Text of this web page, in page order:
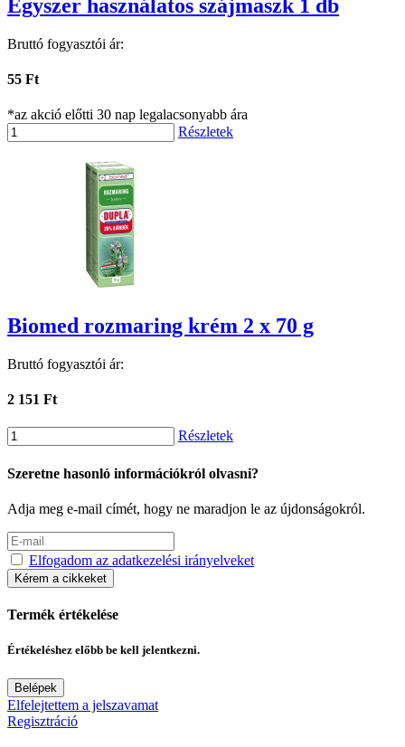
Egyszer használatos szájmaszk 1 db
Bruttó fogyasztói ár:
55 Ft
*az akció előtti 30 nap legalacsonyabb ára
Részletek
Biomed rozmaring krém 2 x 70 g
Bruttó fogyasztói ár:
2 151 Ft
Részletek
Szeretne hasonló információkról olvasni?
Adja meg e-mail címét, hogy ne maradjon le az újdonságokról.
Elfogadom az adatkezelési irányelveket
Kérem a cikkeket
Termék értékelése
Értékeléshez előbb be kell jelentkezni.
Belépek
Elfelejtettem a jelszavamat
Regisztráció